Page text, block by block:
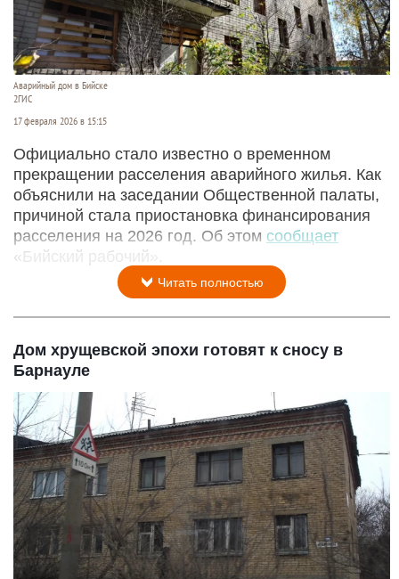
Аварийный дом в Бийске
2ГИС
17 февраля 2026 в 15:15
Официально стало известно о временном
прекращении расселения аварийного жилья. Как
объяснили на заседании Общественной палаты,
причиной стала приостановка финансирования
расселения на 2026 год. Об этом сообщает
«Бийский рабочий».
Читать полностью
Дом хрущевской эпохи готовят к сносу в
Барнауле